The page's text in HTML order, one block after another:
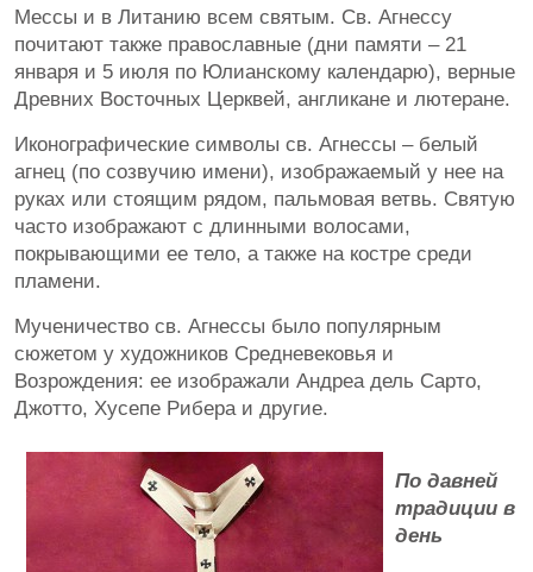
Мессы и в Литанию всем святым. Св. Агнессу
почитают также православные (дни памяти – 21
января и 5 июля по Юлианскому календарю), верные
Древних Восточных Церквей, англикане и лютеране.
Иконографические символы св. Агнессы – белый
агнец (по созвучию имени), изображаемый у нее на
руках или стоящим рядом, пальмовая ветвь. Святую
часто изображают с длинными волосами,
покрывающими ее тело, а также на костре среди
пламени.
Мученичество св. Агнессы было популярным
сюжетом у художников Средневековья и
Возрождения: ее изображали Андреа дель Сарто,
Джотто, Хусепе Рибера и другие.
По давней
традиции в
день